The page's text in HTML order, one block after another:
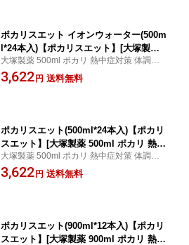
ポカリスエット イオンウォーター(500m
l*24本入)【ポカリスエット】[大塚製薬
500ml ポカリ 熱中症対策 体調管理 水分
補給]
大塚製薬 500ml ポカリ 熱中症対策 体調管
理 水分補給 / ポカリスエット / ポカリスエ
ット イオンウォーター
3,622 円 送料無料
ポカリスエット(500ml*24本入)【ポカリ
スエット】[大塚製薬 500ml ポカリ 熱中
症対策 体調管理 水分補給]
大塚製薬 500ml ポカリ 熱中症対策 体調管
理 水分補給 / ポカリスエット / ポカリスエ
ット
3,622 円 送料無料
ポカリスエット(900ml*12本入)【ポカリ
スエット】[大塚製薬 900ml ポカリ 熱中